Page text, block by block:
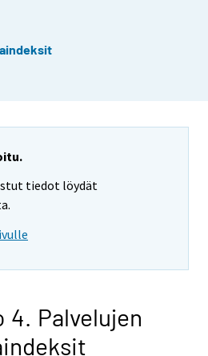
tiedot löydät
Palvelujen